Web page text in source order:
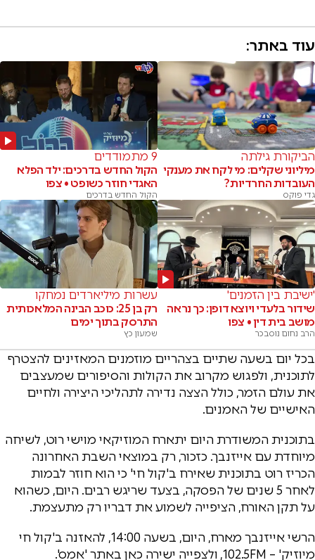
עוד באתר:
הביקורת גילתה
מיליוני שקלים: מי לקח את מענקי
העובדות החרדיות?
גדי פוקס
9 מתמודדים
הקול החדש בדרכים: ילד הפלא
האגדי חוזר כשופט • צפו
הקול החדש בדרכים
'ישיבת בין הזמנים'
שידור בלעדי ויוצא דופן: כך נראה
מושב בית דין • צפו
הרב נחום נוסבכר
עשרות מיליארדים נמחקו
רק בן 25: כוכב הבינה המלאכותית
התרסק בתוך ימים
שמעון כץ
בכל יום בשעה שתיים בצהריים מוזמנים המאזינים להצטרף
לתוכנית, ולפגוש מקרוב את הקולות והסיפורים שמעצבים
את עולם הזמר, כולל הצצה נדירה לתהליכי היצירה ולחיים
האישיים של האמנים.
בתוכנית המשודרת היום יתארח המוזיקאי מוישי רוט, לשיחה
מיוחדת עם אייזנבך. כזכור, רק במוצאי השבת האחרונה
הכריז רוט בתוכנית שאירח ב'קול חי' כי הוא חוזר לבמות
לאחר 5 שנים של הפסקה, בצעד שריגש רבים. היום, כשהוא
על תקן האורח, הציפייה לשמוע את דבריו רק מתעצמת.
הרשי אייזנבך מארח, היום, בשעה 14:00, להאזנה ב'קול חי
מיוזיק' – 102.5FM, ולצפייה ישירה כאן באתר 'אמס'.